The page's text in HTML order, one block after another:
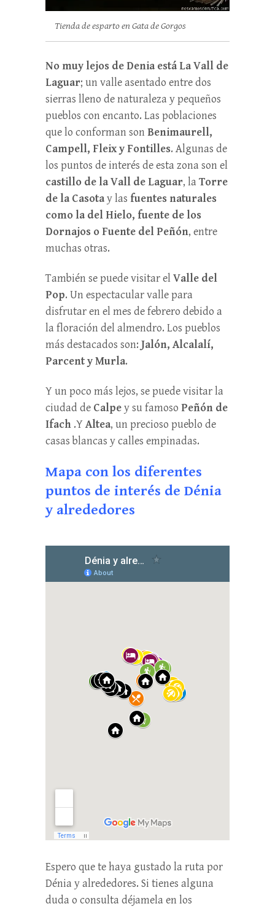
Tienda de esparto en Gata de Gorgos
No muy lejos de Denia está La Vall de
Laguar; un valle asentado entre dos
sierras lleno de naturaleza y pequeños
pueblos con encanto. Las poblaciones
que lo conforman sonBenimaurell,
Campell, Fleix y Fontilles. Algunas de
los puntos de interés de esta zona son el
castillo de la Vall de Laguar, la Torre
de la Casotay las fuentes naturales
como la del Hielo, fuente de los
Dornajos o Fuente del Peñón, entre
muchas otras.
También se puede visitar elValle del
Pop. Un espectacular valle para
disfrutar en el mes de febrero debido a
la floración del almendro. Los pueblos
más destacados son: Jalón, Alcalalí,
Parcent y Murla.
Y un poco más lejos, se puede visitar la
ciudad de Calpey su famoso Peñón de
Ifach .YAltea, un precioso pueblo de
casas blancas y calles empinadas.
Mapa con los diferentes
puntos de interés de Dénia
y alrededores
Espero que te haya gustado la ruta por
Dénia y alrededores. Si tienes alguna
duda o consulta déjamela en los